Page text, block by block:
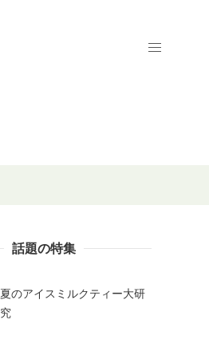
話題の特集
夏のアイスミルクティー大研
究